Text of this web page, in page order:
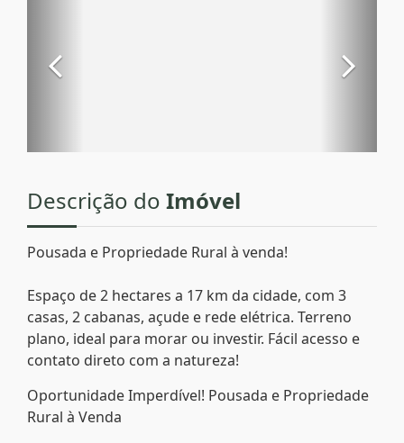
Descrição do Imóvel
Pousada e Propriedade Rural à venda!
Espaço de 2 hectares a 17 km da cidade, com 3
casas, 2 cabanas, açude e rede elétrica. Terreno
plano, ideal para morar ou investir. Fácil acesso e
contato direto com a natureza!
Oportunidade Imperdível! Pousada e Propriedade
Rural à Venda